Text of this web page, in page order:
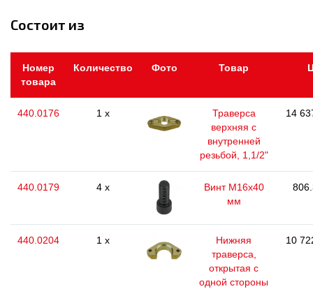
Состоит из
Номер
товара
Количество Фото Товар
440.0176 1 x
Траверса
верхняя с
внутренней
резьбой, 1,1/2"
14
440.0179 4 x
Винт M16x40
мм
440.0204 1 x
Нижняя
траверса,
открытая с
одной стороны
10